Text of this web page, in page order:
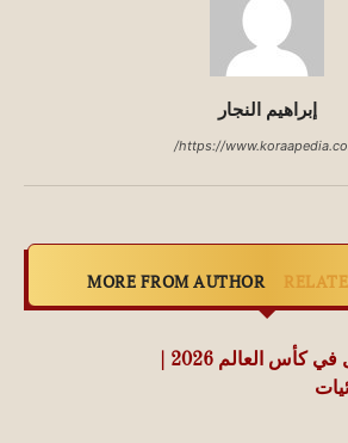
إبراهيم النجار
https://
MORE FROM AUTHOR